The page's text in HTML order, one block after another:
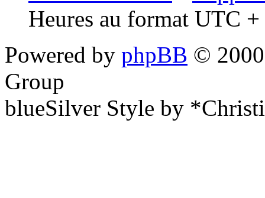
Heures au format UTC
Powered by phpBB ©
Group
blueSilver Style by